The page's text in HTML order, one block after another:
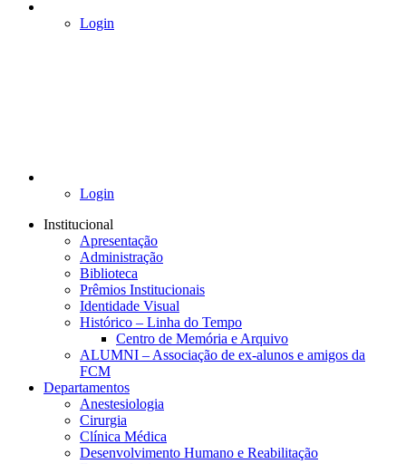
Login
Login
Institucional
Apresentação
Administração
Biblioteca
Prêmios Institucionais
Identidade Visual
Histórico – Linha do Tempo
Centro de Memória e Arquivo
ALUMNI – Associação de ex-alunos e amigos da
FCM
Departamentos
Anestesiologia
Cirurgia
Clínica Médica
Desenvolvimento Humano e Reabilitação